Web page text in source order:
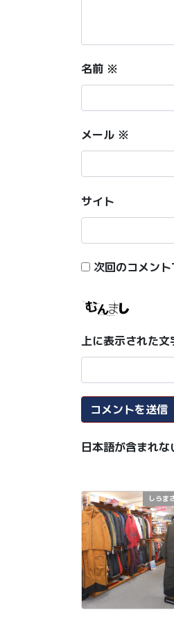
名前 ※
メール ※
サイト
次回のコメン
上に表示された文
日本語が含まれ
しらま